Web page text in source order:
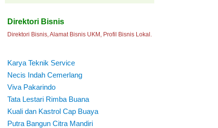
Direktori Bisnis
Direktori Bisnis, Alamat Bisnis UKM, Profil Bisnis Lokal.
Karya Teknik Service
Necis Indah Cemerlang
Viva Pakarindo
Tata Lestari Rimba Buana
Kuali dan Kastrol Cap Buaya
Putra Bangun Citra Mandiri